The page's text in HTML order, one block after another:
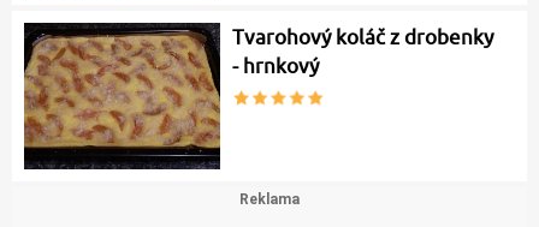
Tvarohový koláč z drobenky
- hrnkový